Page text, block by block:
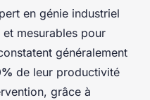
en génie industriel
mesurables pour
généralement
de leur productivité
grâce à